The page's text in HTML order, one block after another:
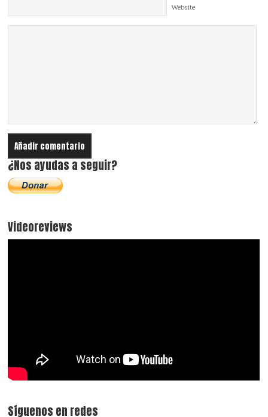
Website
¿Nos ayudas a seguir?
Videoreviews
Síguenos en redes